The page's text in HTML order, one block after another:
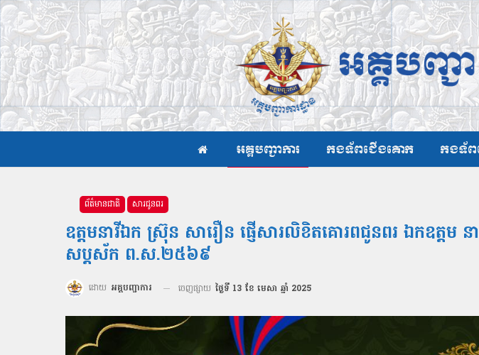
អគ្គបញ្ជាការ កងទ័ពជើងគោក កងទ័
ព័ត៌មានជាតិ សារជូនពរ
ឧត្តមនាវីឯក ស្រ៊ុន សារឿន ផ្ញើសារលិខិតគោរពជូនពរ ឯកឧត្ដម
សប្តស័ក ព.ស.២៥៦៩
ដោយ អគ្គបញ្ជាការ ចេញផ្សាយ ថ្ងៃទី 13 ខែ មេសា ឆ្នាំ 2025